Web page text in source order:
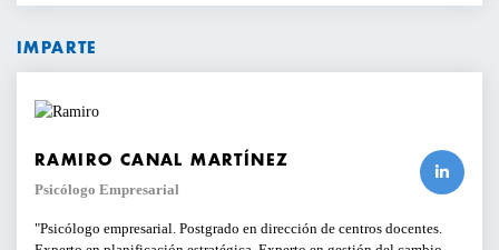
IMPARTE
RAMIRO CANAL MARTÍNEZ
Psicólogo Empresarial
Psicólogo empresarial. Postgrado en dirección de centros docentes.